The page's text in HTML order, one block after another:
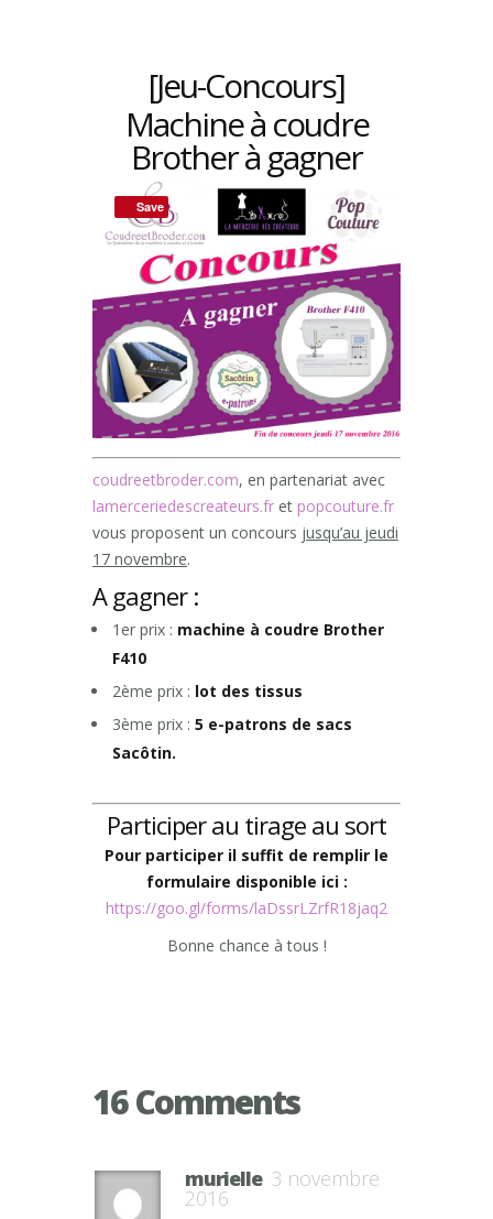
[Jeu-Concours]
Machine à coudre
Brother à gagner
coudreetbroder.com, en partenariat avec
lamerceriedescreateurs.fr et popcouture.fr
vous proposent un concours jusqu’au jeudi
17 novembre.
A gagner :
1er prix : machine à coudre Brother
F410
2ème prix : lot des tissus
3ème prix : 5 e-patrons de sacs
Sacôtin.
Participer au tirage au sort
Pour participer il suffit de remplir le
formulaire disponible ici :
https://goo.gl/forms/laDssrLZrfR18jaq2
Bonne chance à tous !
Save
16 Comments
murielle 3 novembre
2016